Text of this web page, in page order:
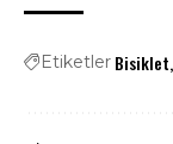
Etiketler Bisiklet